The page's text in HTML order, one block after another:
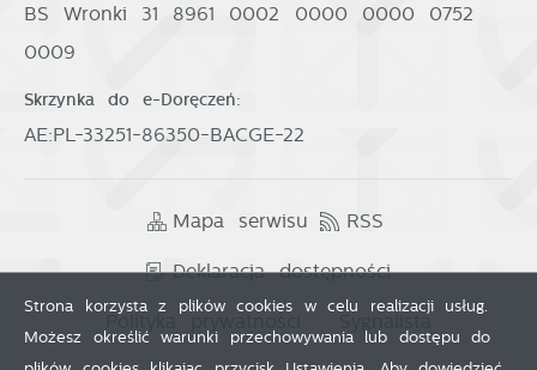
BS Wronki 31 8961 0002 0000 0000 0752
0009
Skrzynka do e-Doręczeń:
AE:PL-33251-86350-BACGE-22
Mapa serwisu RSS
Deklaracja dostępności
Polityka prywatności Sygnalista
Strona korzysta z plików cookies w celu realizacji usług.
Możesz określić warunki przechowywania lub dostępu do